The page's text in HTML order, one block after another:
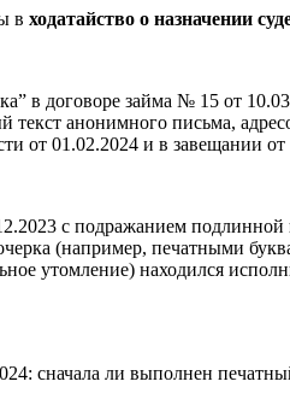
в ходатайство о назначении
в договоре займа № 15 от
анонимного письма,
01.02.2024 и в завещании от
с подражанием
(например, печатными
утомление) находился
сначала ли выполнен